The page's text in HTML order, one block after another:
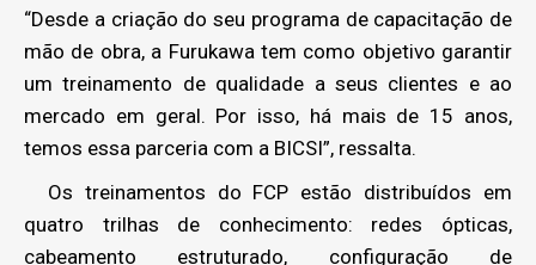
“Desde a criação do seu programa de capacitação de
mão de obra, a Furukawa tem como objetivo garantir
um treinamento de qualidade a seus clientes e ao
mercado em geral. Por isso, há mais de 15 anos,
temos essa parceria com a BICSI”, ressalta.
Os treinamentos do FCP estão distribuídos em
quatro trilhas de conhecimento: redes ópticas,
cabeamento estruturado, configuração de